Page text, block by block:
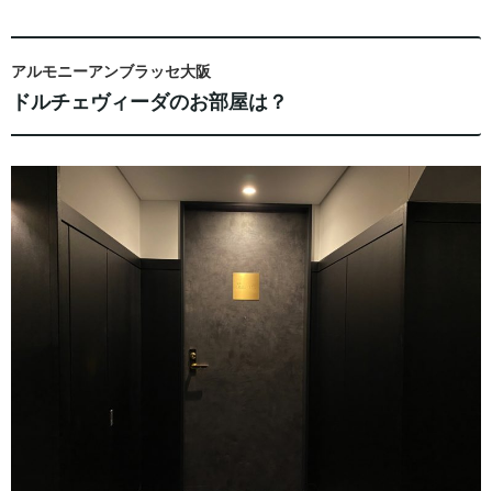
アルモニーアンブラッセ大阪
ドルチェヴィーダのお部屋は？